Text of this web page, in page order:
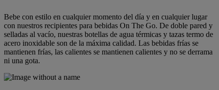
Bebe con estilo en cualquier momento del día y en cualquier lugar
con nuestros recipientes para bebidas On The Go. De doble pared y
selladas al vacío, nuestras botellas de agua térmicas y tazas termo de
acero inoxidable son de la máxima calidad. Las bebidas frías se
mantienen frías, las calientes se mantienen calientes y no se derrama
ni una gota.